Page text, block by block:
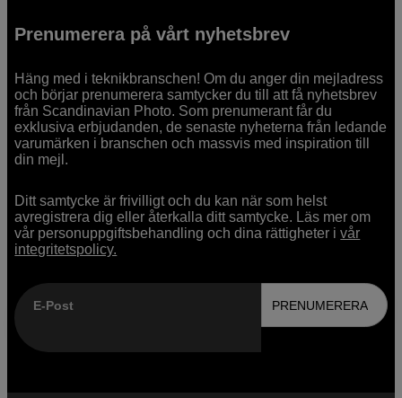
Prenumerera på vårt nyhetsbrev
Häng med i teknikbranschen! Om du anger din mejladress
och börjar prenumerera samtycker du till att få nyhetsbrev
från Scandinavian Photo. Som prenumerant får du
exklusiva erbjudanden, de senaste nyheterna från ledande
varumärken i branschen och massvis med inspiration till
din mejl.
Ditt samtycke är frivilligt och du kan när som helst
avregistrera dig eller återkalla ditt samtycke. Läs mer om
vår personuppgiftsbehandling och dina rättigheter ivår
integritetspolicy.
E-Post PRENUMERERA